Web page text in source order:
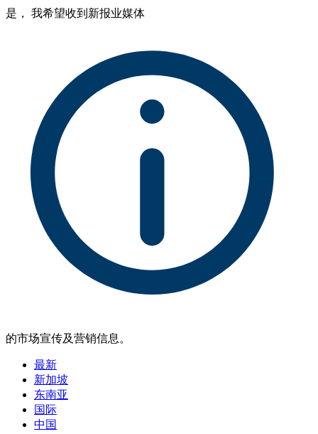
是， 我希望收到新报业媒体
的市场宣传及营销信息。
最新
新加坡
东南亚
国际
中国